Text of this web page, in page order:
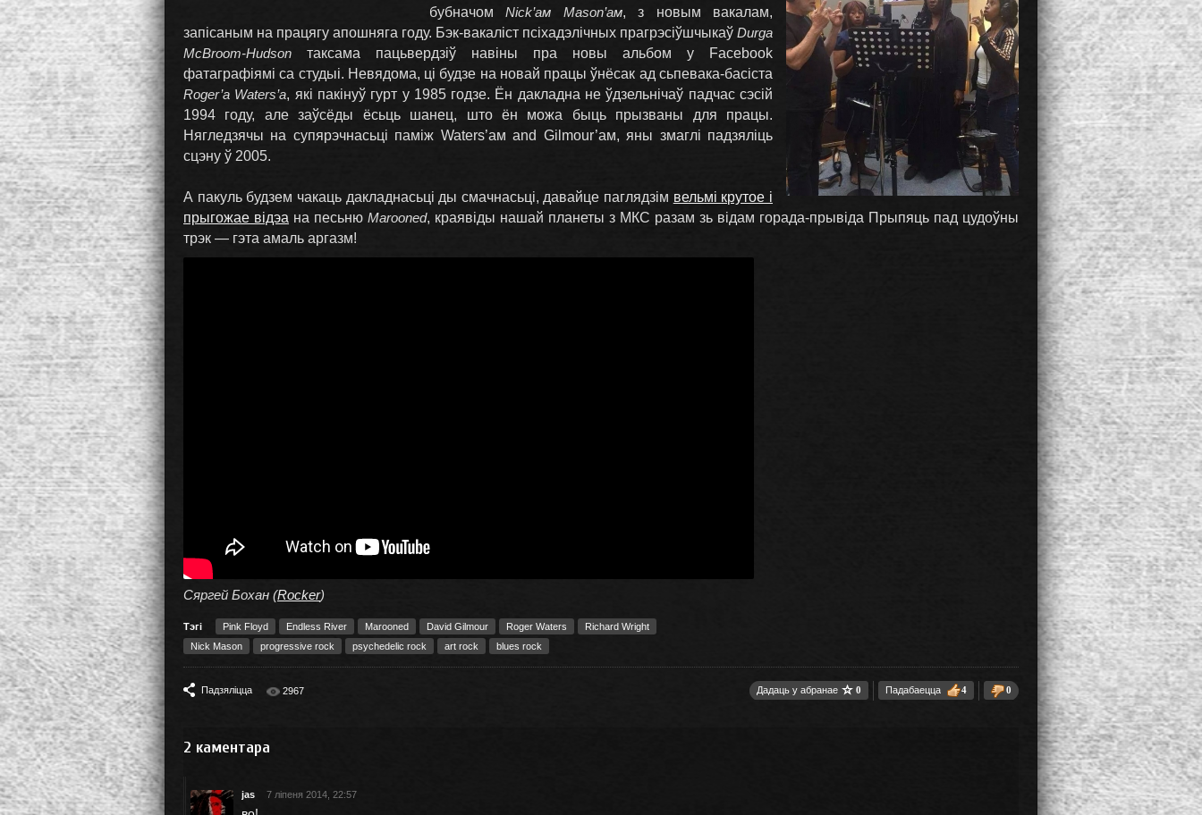
бубначомNick’ам Mason’ам, з новым вакалам,
запісаным на працягу апошняга году. Бэк-вакаліст псіхадэлічных прагрэсіўшчыкаў Durga
McBroom-Hudson таксама пацьвердзіў навіны пра новы альбом у Facebook
фатаграфіямі са студыі. Невядома, ці будзе на новай працы ўнёсак ад сьпевака-басіста
Roger’а Waters’а, які пакінуў гурт у 1985 годзе. Ён дакладна не ўдзельнічаў падчас сэсій
1994 году, але заўсёды ёсьць шанец, што ён можа быць прызваны для працы.
Нягледзячы на супярэчнасьці паміж Waters’ам and Gilmour’ам, яны змаглі падзяліць
сцэну ў 2005.
А пакуль будзем чакаць дакладнасьці ды смачнасьці, давайце паглядзім вельмі крутое і
прыгожае відэа на песьню Marooned, краявіды нашай планеты з МКС разам зь відам горада-прывіда Прыпяць пад цудоўны
трэк — гэта амаль аргазм!
Сяргей Бохан (Rocker)
Тэгі Pink Floyd Endless River Marooned David Gilmour Roger Waters
Richard Wright
Nick Mason
progressive rock psychedelic rock art rock blues rock
Падзяліцца 2967 Дадаць у абранае 0 Падабаецца 4 0
2 каментара
jas 7 ліпеня 2014, 22:57